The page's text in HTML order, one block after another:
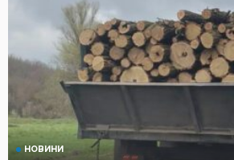
НОВИНИ